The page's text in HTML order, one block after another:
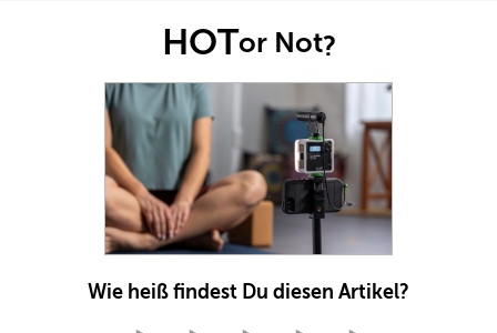
HOTor Not?
Wie heiß findest Du diesen Artikel?